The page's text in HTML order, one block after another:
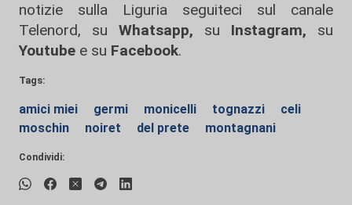
notizie sulla Liguria seguiteci sul canale
Telenord, su
Whatsapp, su Instagram, su
Youtube e su Facebook.
Tags:
amici miei germi monicelli tognazzi
celi
moschin
noiret del prete montagnani
Condividi: